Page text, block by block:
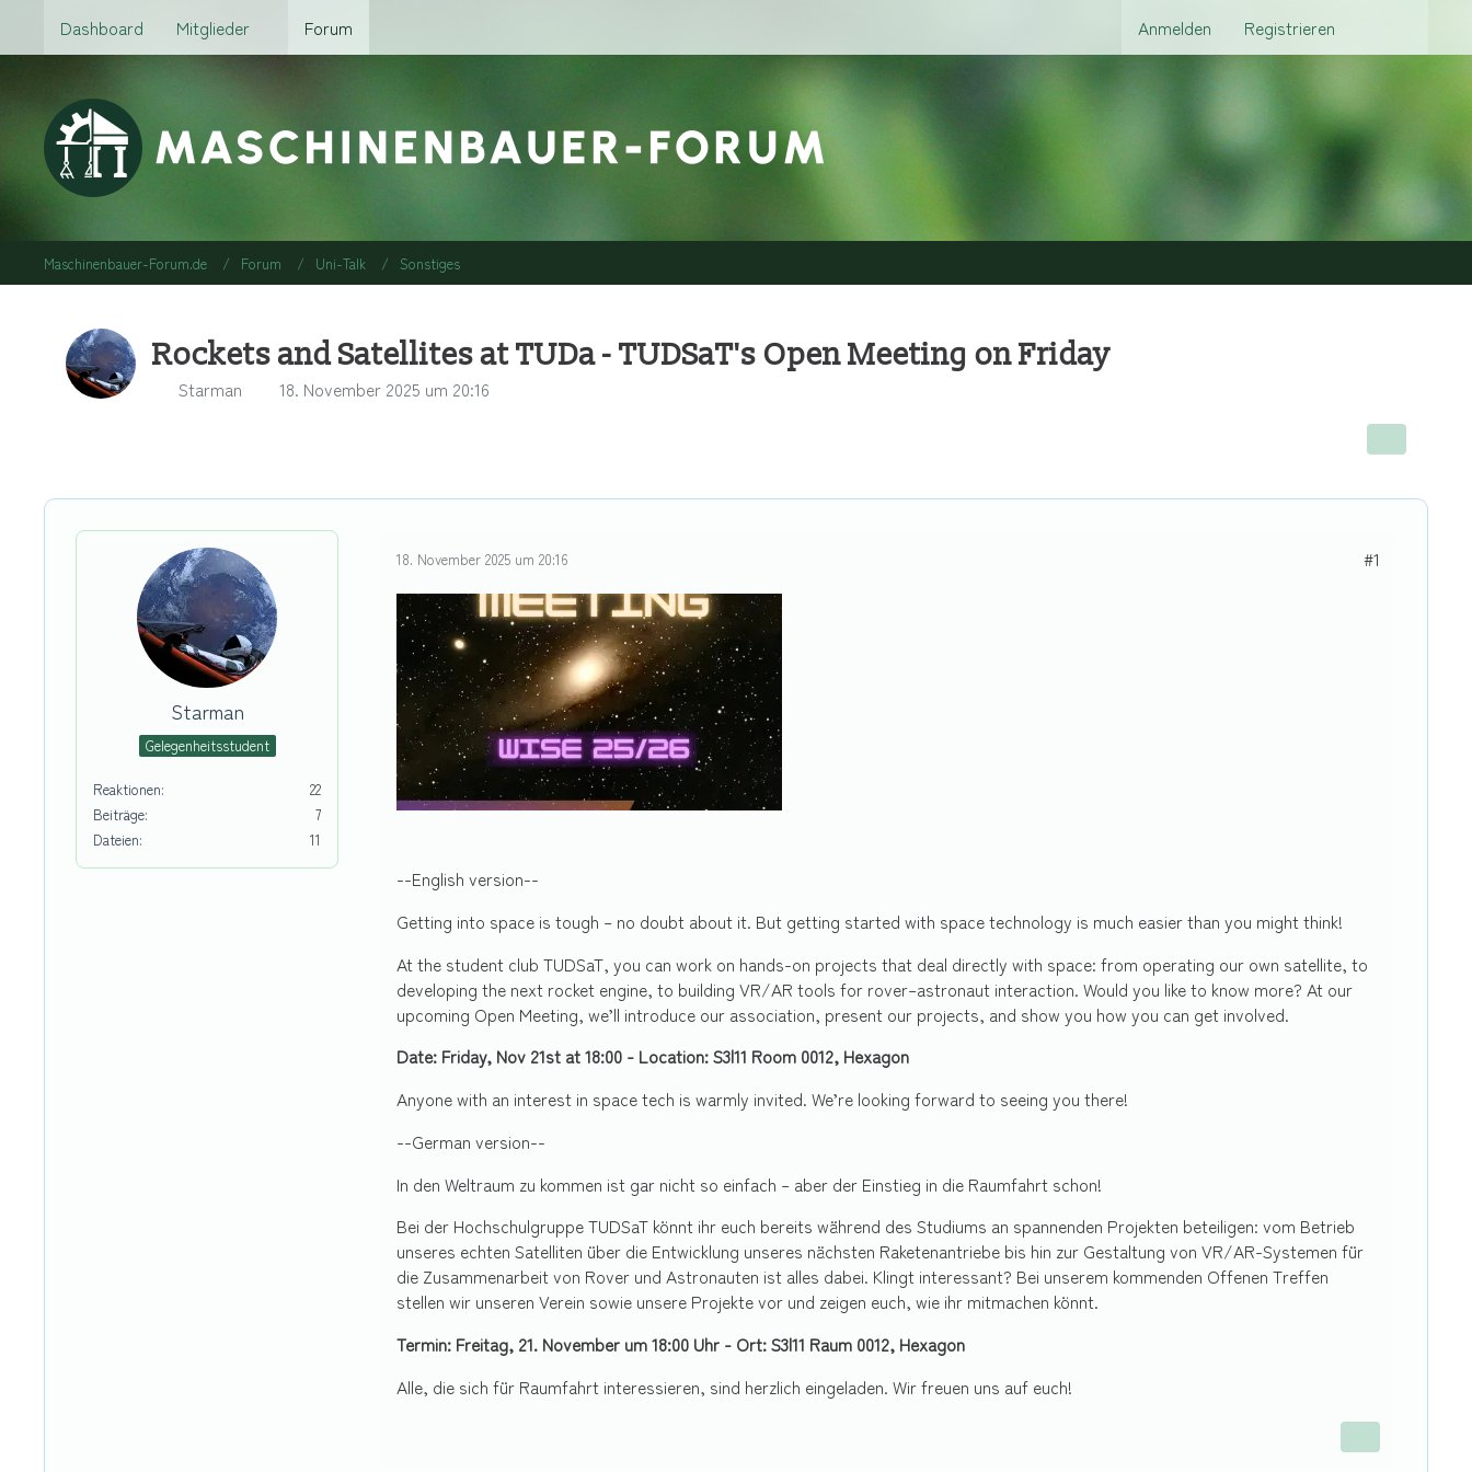
Dashboard Mitglieder Forum Anmelden Registrieren
Maschinenbauer-Forum.de Forum Uni-Talk Sonstiges
Rockets and Satellites at TUDa - TUDSaT's Open Meeting on Friday
Starman 18. November 2025 um 20:16
Starman
Gelegenheitsstudent
Reaktionen
22
Beiträge
7
Dateien
11
18. November 2025 um 20:16 #1
--English version--
Getting into space is tough – no doubt about it. But getting started with space technology is much easier than you might think!
At the student club TUDSaT, you can work on hands-on projects that deal directly with space: from operating our own satellite, to
developing the next rocket engine, to building VR/AR tools for rover–astronaut interaction. Would you like to know more? At our
upcoming Open Meeting, we’ll introduce our association, present our projects, and show you how you can get involved.
Date: Friday, Nov 21st at 18:00 - Location: S3|11 Room 0012, Hexagon
Anyone with an interest in space tech is warmly invited. We’re looking forward to seeing you there!
--German version--
In den Weltraum zu kommen ist gar nicht so einfach – aber der Einstieg in die Raumfahrt schon!
Bei der Hochschulgruppe TUDSaT könnt ihr euch bereits während des Studiums an spannenden Projekten beteiligen: vom Betrieb
unseres echten Satelliten über die Entwicklung unseres nächsten Raketenantriebe bis hin zur Gestaltung von VR/AR-Systemen für
die Zusammenarbeit von Rover und Astronauten ist alles dabei. Klingt interessant? Bei unserem kommenden Offenen Treffen
stellen wir unseren Verein sowie unsere Projekte vor und zeigen euch, wie ihr mitmachen könnt.
Termin: Freitag, 21. November um 18:00 Uhr - Ort: S3|11 Raum 0012, Hexagon
Alle, die sich für Raumfahrt interessieren, sind herzlich eingeladen. Wir freuen uns auf euch!